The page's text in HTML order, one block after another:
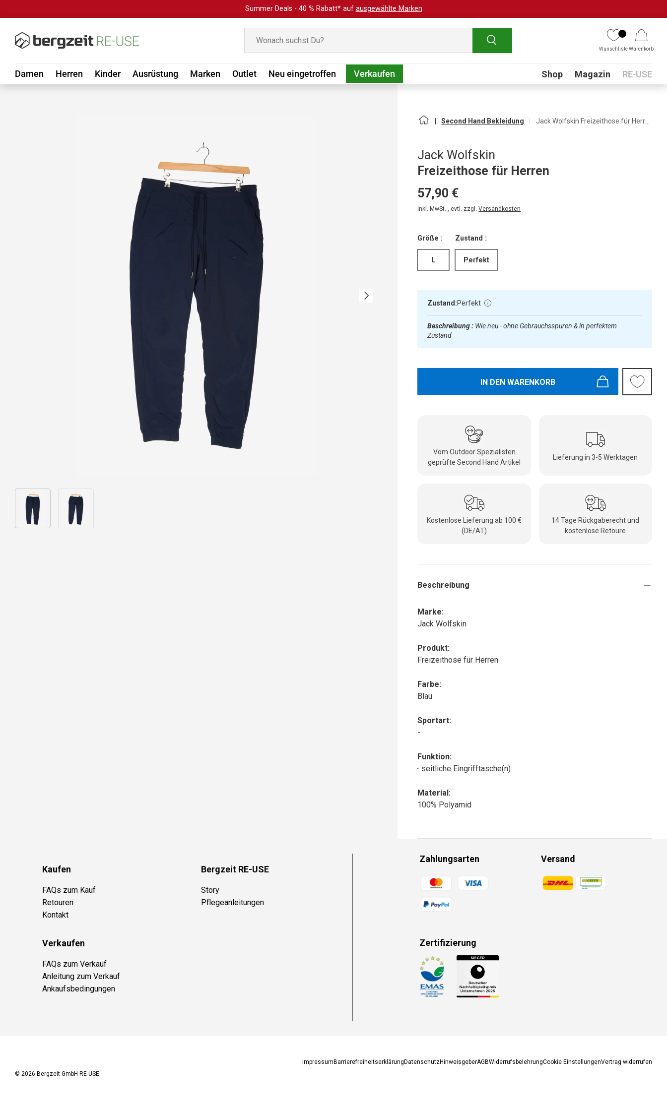
Summer Deals - 40 % Rabatt* auf ausgewählte Marken
Suchen
WunschlisteWarenkorb
Damen Herren Kinder Ausrüstung Marken Outlet Neu eingetroffen Verkaufen Submenu
Shop Magazin RE-USE
Nächste
Bild 1 in Galerieansicht laden
Second Hand Bekleidung
Jack Wolfskin
Freizeithose für Herren
57,90 €
inkl. MwSt. , evtl. zzgl.Versandkosten
Größe :
L
Zustand :
Perfekt
Zustand:Perfekt
Beschreibung : Wie neu - ohne Gebrauchsspuren & in perfektem
Zustand
IN DEN WARENKORB
Vom Outdoor Spezialisten
geprüfte Second Hand Artikel
Lieferung in 3-5 Werktagen
Kostenlose Lieferung ab 100 €
(DE/AT)
14 Tage Rückgaberecht und
kostenlose Retoure
Beschreibung
Marke:
Jack Wolfskin
Produkt:
Freizeithose für Herren
Farbe:
Blau
Sportart:
-
Funktion:
seitliche Eingrifftasche(n)
Material:
100% Polyamid
Kaufen
FAQs zum Kauf
Retouren
Kontakt
Bergzeit RE-USE
Story
Pflegeanleitungen
Verkaufen
FAQs zum Verkauf
Anleitung zum Verkauf
Ankaufsbedingungen
Zahlungsarten
Zahlungsmethoden
Versand
Zahlungsmethoden
Zertifizierung
Zahlungsmethoden
Impressum Barrierefreiheitserklärung DatenschutzHinweisgeberAGBWiderrufsbelehrungCookie EinstellungenVertrag widerrufen
© 2026 Bergzeit GmbH RE-USE.